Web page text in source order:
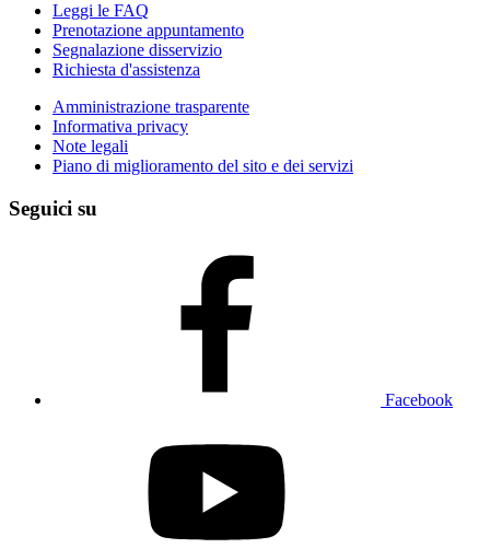
Leggi le FAQ
Prenotazione appuntamento
Segnalazione disservizio
Richiesta d'assistenza
Amministrazione trasparente
Informativa privacy
Note legali
Piano di miglioramento del sito e dei servizi
Seguici su
Facebook